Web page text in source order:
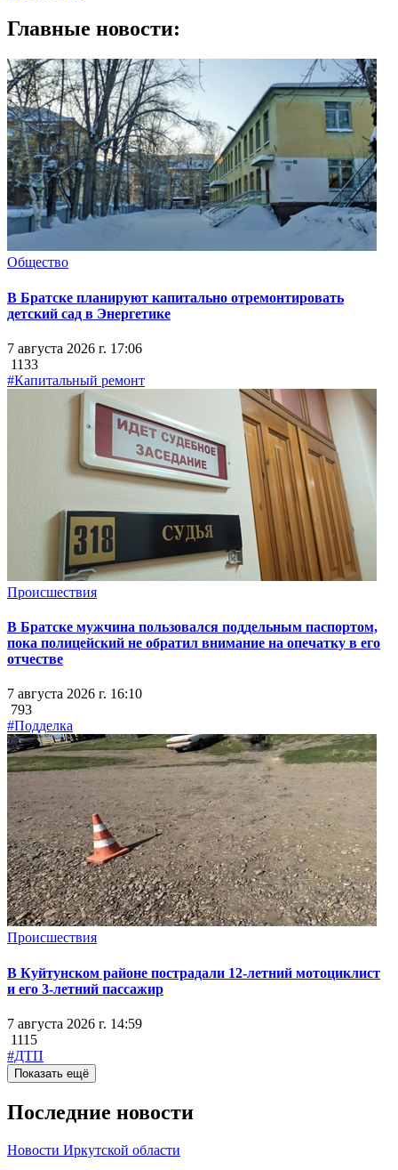
Главные новости:
Общество
В Братске планируют капитально отремонтировать
детский сад в Энергетике
7 августа 2026 г. 17:06
1133
#Капитальный ремонт
Происшествия
В Братске мужчина пользовался поддельным паспортом,
пока полицейский не обратил внимание на опечатку в его
отчестве
7 августа 2026 г. 16:10
793
#Подделка
Происшествия
В Куйтунском районе пострадали 12-летний мотоциклист
и его 3-летний пассажир
7 августа 2026 г. 14:59
1115
#ДТП
Показать ещё
Последние новости
Новости Иркутской области